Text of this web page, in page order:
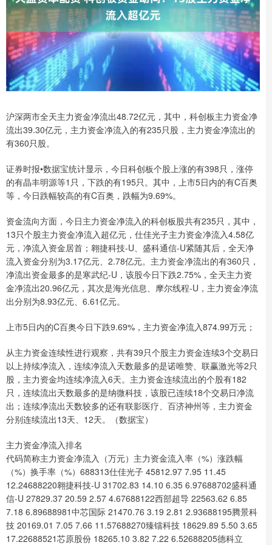
沪深两市全天主力资金净流出48.72亿元，其中，科创板主力资金净
流出39.30亿元，主力资金净流入的有235只股，主力资金净流出的
有360只股。
证券时报•数据宝统计显示，今日科创板个股上涨的有398只，涨停
的有晶丰明源等1只，下跌的有195只。其中，上市5日内的有C百奥
等，今日跌幅较高的有C百奥，跌幅为9.69%。
资金流向方面，今日主力资金净流入的科创板股共有235只，其中，
13只个股主力资金净流入超亿元，仕佳光子主力资金净流入4.58亿
元，净流入资金居首；翱捷科技-U、盛科通信-U紧随其后，全天净
流入资金分别为3.17亿元、2.78亿元。主力资金净流出的有360只，
净流出资金最多的是寒武纪-U，该股今日下跌2.75%，全天主力资
金净流出20.96亿元，其次是海光信息、摩尔线程-U，主力资金净流
出分别为8.93亿元、6.61亿元。
上市5日内的C百奥今日下跌9.69%，主力资金净流入874.99万元；
从主力资金连续性进行观察，共有39只个股主力资金连续3个交易日
以上持续净流入，连续净流入天数最多的是诺唯赞、联赢激光等2只
股，主力资金均连续净流入6天。主力资金连续流出的个股有182
只，连续流出天数最多的是纳微科技，该股已连续18个交易日净流
出；连续净流出天数较多的还有联影医疗、百济神州等，主力资金
分别连续流出13天、12天。（数据宝）
主力资金净流入排名
代码简称主力资金净流入（万元）主力资金流入率（%）涨跌幅
（%）换手率（%）688313仕佳光子 45812.97 7.95 11.45
12.24688220翱捷科技-U 31702.83 14.10 6.35 6.97688702盛科通
信-U 27829.37 20.59 2.57 4.67688122西部超导 22563.62 6.85
7.18 6.89688981中芯国际 21470.76 3.19 2.81 2.93688195腾景科
技 20169.01 7.05 7.66 11.57688270臻镭科技 18629.89 5.50 3.65
17.22688521芯原股份 18265.10 3.82 7.22 6.52688205德科立